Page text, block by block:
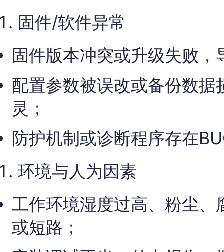
固件/软件异常
固件版本冲突或升级失败
配置参数被误改或备份数
灵；
防护机制或诊断程序存在
环境与人为因素
工作环境湿度过高、粉尘
或短路；